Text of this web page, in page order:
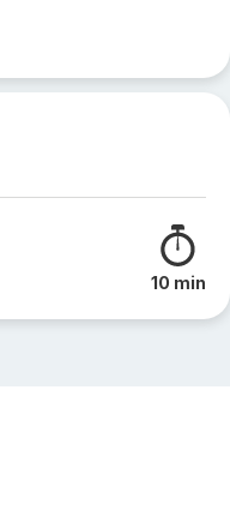
10 min